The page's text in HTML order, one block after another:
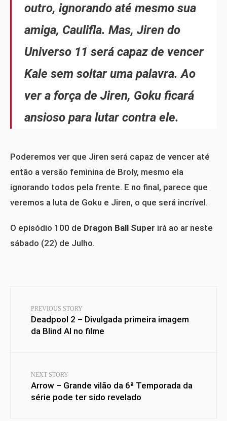
outro, ignorando até mesmo sua
amiga, Caulifla. Mas, Jiren do
Universo 11 será capaz de vencer
Kale sem soltar uma palavra. Ao
ver a força de Jiren, Goku ficará
ansioso para lutar contra ele.
Poderemos ver que Jiren será capaz de vencer até
então a versão feminina de Broly, mesmo ela
ignorando todos pela frente. E no final, parece que
veremos a luta de Goku e Jiren, o que será incrível.
O episódio 100 de Dragon Ball Super irá ao ar neste
sábado (22) de Julho.
PREVIOUS STORY
Deadpool 2 – Divulgada primeira imagem
da Blind Al no filme
NEXT STORY
Arrow – Grande vilão da 6ª Temporada da
série pode ter sido revelado